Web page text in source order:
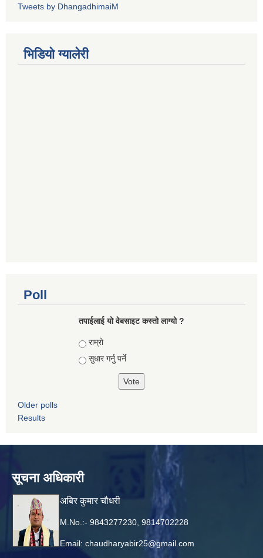
Tweets by DhangadhimaiM
भिडियाे ग्यालेरी
Poll
तपाई‌लाई यो वेबसाइट कस्तो लाग्यो ?
Choices
राम्रो
सुधार गर्नु पर्ने
Older polls
Results
सूचना अधिकारी
अबिर कुमार चौधरी
M.No.:- 9843277230, 9814702228
Email: chaudharyabir25@gmail.com